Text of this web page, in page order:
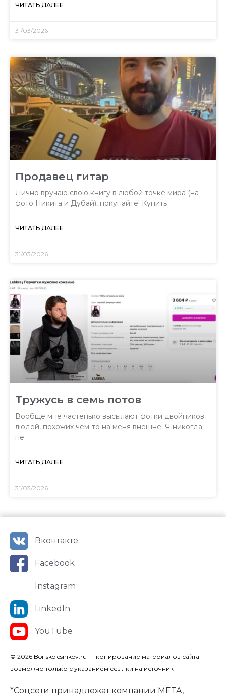
ЧИТАТЬ ДАЛЕЕ
31/03/2026
Продавец гитар
Лично вручаю свою книгу в любой точке мира (на
фото Никита и Дубай), покупайте! Купить
ЧИТАТЬ ДАЛЕЕ
31/03/2026
Тружусь в семь потов
Вообще мне частенько высылают фотки двойников
людей, похожих чем-то на меня внешне. Я никогда
не
ЧИТАТЬ ДАЛЕЕ
31/03/2026
Вконтакте
Facebook
Instagram
LinkedIn
YouTube
© 2026 Boriskolesnikov.ru — копирование материалов сайта
возможно только с указанием ссылки на источник
*Соцсети принадлежат компании META,